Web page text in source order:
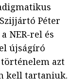
Péter
NER-rel és
újságíró
történelem azt
kell tartaniuk.